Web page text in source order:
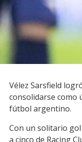
Facebook
Vélez Sarsfield
consolidarse como
fútbol argentino.
Con un solitario
a cinco de Racing